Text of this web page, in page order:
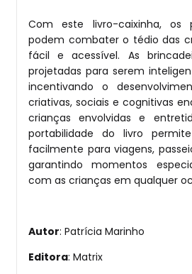
Com este livro-caixinha, os
podem combater o tédio das
fácil e acessível. As
projetadas para serem
incentivando o
criativas, sociais e cognitivas
crianças envolvidas e
portabilidade do livro
facilmente para viagens,
garantindo momentos
com as crianças em qualquer
Autor: Patrícia Marinho
Editora: Matrix